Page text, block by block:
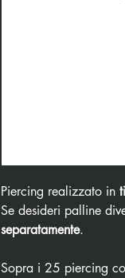
Piercing realizzato in
Se desideri palline
separatamente.
Sopra i 25 piercing